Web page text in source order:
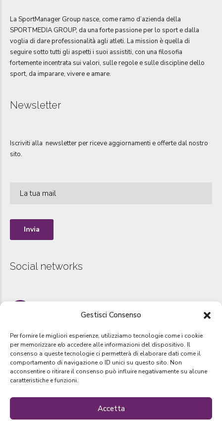
Gestisci Consenso
Per fornire le migliori esperienze, utilizziamo tecnologie come i cookie
per memorizzare e/o accedere alle informazioni del dispositivo. Il
consenso a queste tecnologie ci permetterà di elaborare dati come il
comportamento di navigazione o ID unici su questo sito. Non
acconsentire o ritirare il consenso può influire negativamente su alcune
caratteristiche e funzioni.
Accetta
La SportManager Group nasce, come ramo d’azienda della
SPORTMEDIA GROUP, da una forte passione per lo sport e dalla
voglia di dare professionalità agli atleti. La mission è quella di
seguire sotto tutti gli aspetti i suoi assistiti, con una filosofia
fortemente incentrata sui valori, sulle regole e sulle discipline dello
sport, da imparare, vivere e amare.
Newsletter
Iscriviti alla newsletter per riceve aggiornamenti e offerte dal nostro
sito.
Social networks
www.instagram.com/sportmanager_group
Copyright bySportManager Group 2019. Tutti i diretti riservati –
Designed by Webvox.it